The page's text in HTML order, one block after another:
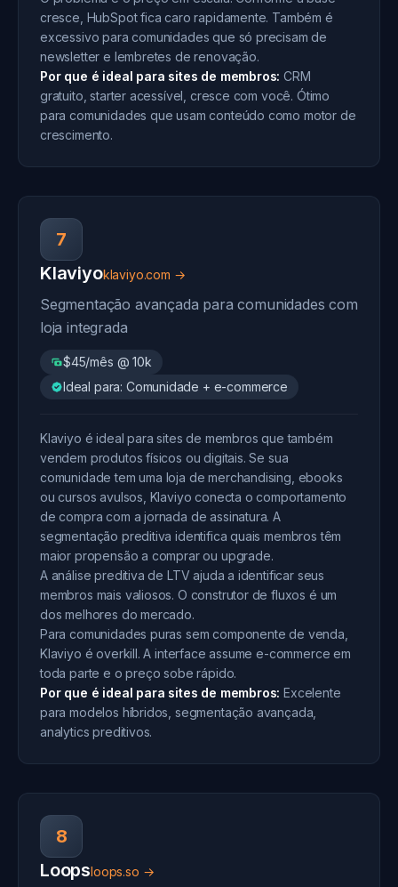
cresce, HubSpot fica caro rapidamente. Também é
excessivo para comunidades que só precisam de
newsletter e lembretes de renovação.
Por que é ideal para sites de membros: CRM
gratuito, starter acessível, cresce com você. Ótimo
para comunidades que usam conteúdo como motor de
crescimento.
7
Klaviyoklaviyo.com →
Segmentação avançada para comunidades com
loja integrada
$45/mês @ 10k
Ideal para: Comunidade + e-commerce
Klaviyo é ideal para sites de membros que também
vendem produtos físicos ou digitais. Se sua
comunidade tem uma loja de merchandising, ebooks
ou cursos avulsos, Klaviyo conecta o comportamento
de compra com a jornada de assinatura. A
segmentação preditiva identifica quais membros têm
maior propensão a comprar ou upgrade.
A análise preditiva de LTV ajuda a identificar seus
membros mais valiosos. O construtor de fluxos é um
dos melhores do mercado.
Para comunidades puras sem componente de venda,
Klaviyo é overkill. A interface assume e-commerce em
toda parte e o preço sobe rápido.
Por que é ideal para sites de membros: Excelente
para modelos híbridos, segmentação avançada,
analytics preditivos.
8
Loopsloops.so →